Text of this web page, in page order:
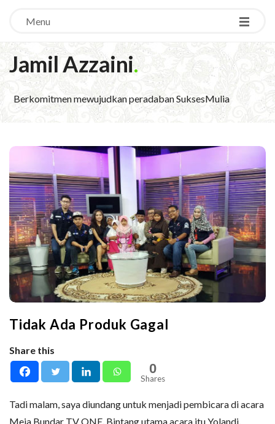
Menu
Jamil Azzaini.
Berkomitmen mewujudkan peradaban SuksesMulia
Tidak Ada Produk Gagal
Share this
0
Shares
Tadi malam, saya diundang untuk menjadi pembicara di acara
Meja Bundar TV ONE. Bintang utama acara itu Yolandi.